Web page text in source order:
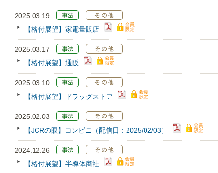
2025.03.19
【格付展望】家電量販店
2025.03.17
【格付展望】通販
2025.03.10
【格付展望】ドラッグストア
2025.02.03
【JCRの眼】コンビニ（配信日：2025/02/03）
2024.12.26
【格付展望】半導体商社